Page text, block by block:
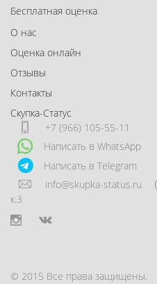
Бесплатная оценка
О нас
Оценка онлайн
Отзывы
Контакты
Скупка-Статус
+7 (966) 105-55-11
Написать в WhatsApp
Написать в Telegram
info@skupka-status.ru
к.3
© 2015 Все права защищены.